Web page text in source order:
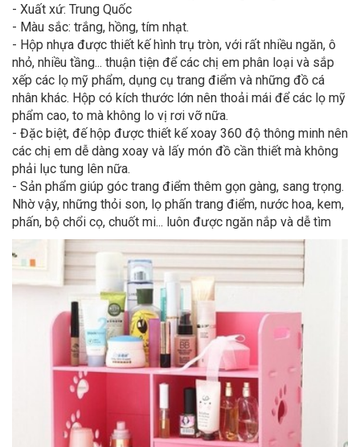
- Xuất xứ: Trung Quốc
- Màu sắc: trắng, hồng, tím nhạt.
- Hộp nhựa được thiết kế hình trụ tròn, với rất nhiều ngăn, ô
nhỏ, nhiều tầng... thuận tiện để các chị em phân loại và sắp
xếp các lọ mỹ phẩm, dụng cụ trang điểm và những đồ cá
nhân khác. Hộp có kích thước lớn nên thoải mái để các lọ mỹ
phẩm cao, to mà không lo vị rơi vỡ nữa.
- Đặc biệt, đế hộp được thiết kế xoay 360 độ thông minh nên
các chị em dễ dàng xoay và lấy món đồ cần thiết mà không
phải lục tung lên nữa.
- Sản phẩm giúp góc trang điểm thêm gọn gàng, sang trọng.
Nhờ vậy, những thỏi son, lọ phấn trang điểm, nước hoa, kem,
phấn, bộ chổi cọ, chuốt mi... luôn được ngăn nắp và dễ tìm